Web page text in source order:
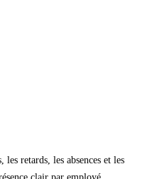
les retards, les absences et les